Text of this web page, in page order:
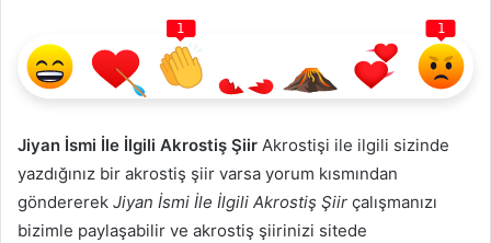
1 1
Jiyan İsmi İle İlgili Akrostiş Şiir Akrostişi ile ilgili sizinde
yazdığınız bir akrostiş şiir varsa yorum kısmından
göndererek Jiyan İsmi İle İlgili Akrostiş Şiir çalışmanızı
bizimle paylaşabilir ve akrostiş şiirinizi sitede